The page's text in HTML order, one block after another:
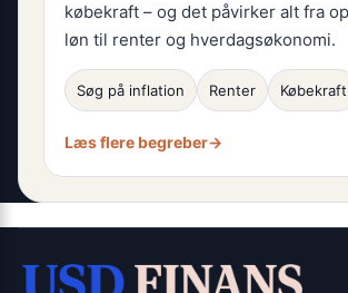
købekraft – og det påvirker alt fra
løn til renter og hverdagsøkonomi.
Søg på inflation Renter Købekraft
Læs flere begreber→